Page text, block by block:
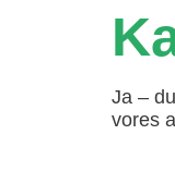
Ja –
vores